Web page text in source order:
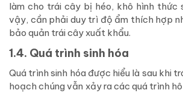
làm cho trái cây bị héo, khô hình thức
vậy, cần phải duy trì độ ẩm thích hợp
bảo quản trái cây xuất khẩu.
1.4. Quá trình sinh hóa
Quá trình sinh hóa được hiểu là sau khi
hoạch chúng vẫn xảy ra các quá trình